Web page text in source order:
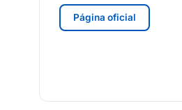
Página oficial